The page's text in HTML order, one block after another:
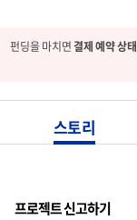
펀딩을 마치면결제 예약 상태
스토리
프로젝트 신고하기